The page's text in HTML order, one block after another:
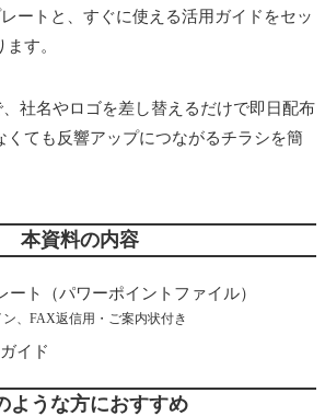
ートと、すぐに使える活用ガイドをセッ
す。
、社名やロゴを差し替えるだけで即日配布
くても反響アップにつながるチラシを簡
本資料の内容
ート（パワーポイントファイル）
、FAX返信用・ご案内状付き
イド
ような方におすすめ